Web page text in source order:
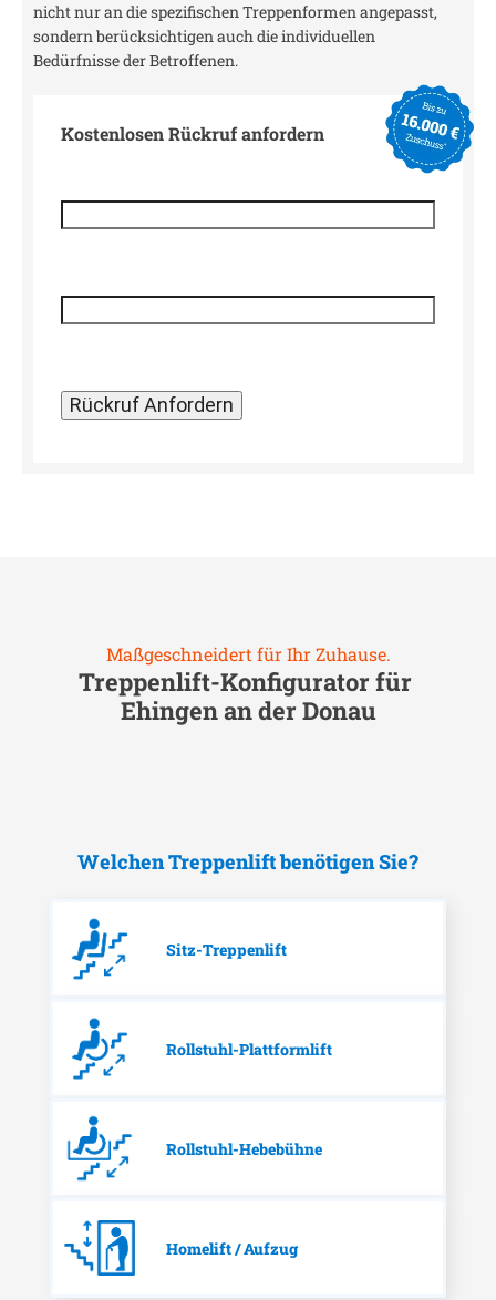
nicht nur an die spezifischen Treppenformen angepasst,
sondern berücksichtigen auch die individuellen
Bedürfnisse der Betroffenen.
Kostenlosen Rückruf anfordern
Maßgeschneidert für Ihr Zuhause.
Treppenlift-Konfigurator für
Ehingen an der Donau
Welchen Treppenlift benötigen Sie?
Sitz-Treppenlift
Rollstuhl-Plattformlift
Rollstuhl-Hebebühne
Homelift / Aufzug